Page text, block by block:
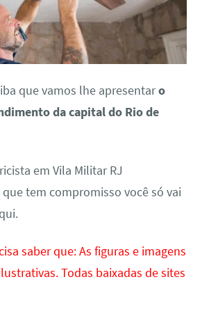
que vamos lhe apresentaro
da capital do Rio de
em Vila Militar RJ
tem compromisso você só vai
saber que: As figuras e imagens
Todas baixadas de sites